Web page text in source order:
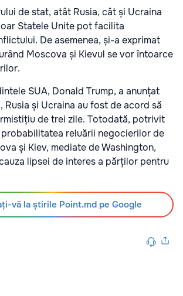
de stat, atât Rusia, cât și Ucraina
Statele Unite pot facilita
De asemenea, și-a exprimat
Moscova și Kievul se vor întoarce
SUA, Donald Trump, a anunțat
Rusia și Ucraina au fost de acord să
de trei zile. Totodată, potrivit
probabilitatea reluării negocierilor de
și Kiev, mediate de Washington,
lipsei de interes a părților pentru
vă la știrile Point.md pe Google